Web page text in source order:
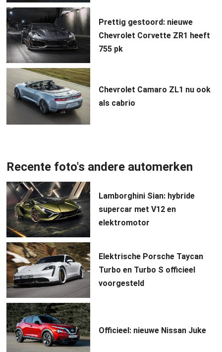
Prettig gestoord: nieuwe
Chevrolet Corvette ZR1 heeft
755 pk
Chevrolet Camaro ZL1 nu ook
als cabrio
Recente foto's andere automerken
Lamborghini Sian: hybride
supercar met V12 en
elektromotor
Elektrische Porsche Taycan
Turbo en Turbo S officieel
voorgesteld
Officieel: nieuwe Nissan Juke